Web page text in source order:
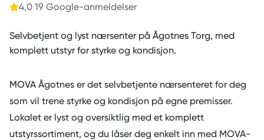
4,0·19 Google-anmeldelser
Selvbetjent og lyst nærsenter på Ågotnes Torg, med
MOVA Ågotnes er det selvbetjente nærsenteret for deg
som vil trene styrke og kondisjon på egne premisser.
Lokalet er lyst og oversiktlig med et komplett
utstyrssortiment, og du låser deg enkelt inn med MOVA-